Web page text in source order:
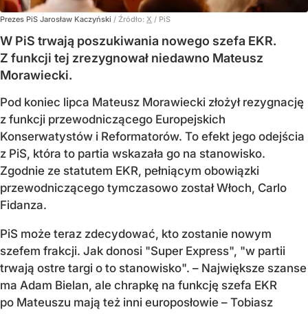
Prezes PiS Jarosław Kaczyński / Źródło: X / PiS
W PiS trwają poszukiwania nowego szefa EKR.
Z funkcji tej zrezygnował niedawno Mateusz
Morawiecki.
Pod koniec lipca Mateusz Morawiecki złożył rezygnację
z funkcji przewodniczącego Europejskich
Konserwatystów i Reformatorów. To efekt jego odejścia
z PiS, która to partia wskazała go na stanowisko.
Zgodnie ze statutem EKR, pełniącym obowiązki
przewodniczącego tymczasowo został Włoch, Carlo
Fidanza.
PiS może teraz zdecydować, kto zostanie nowym
szefem frakcji. Jak donosi "Super Express", "w partii
trwają ostre targi o to stanowisko". – Największe szanse
ma Adam Bielan, ale chrapkę na funkcję szefa EKR
po Mateuszu mają też inni europosłowie – Tobiasz